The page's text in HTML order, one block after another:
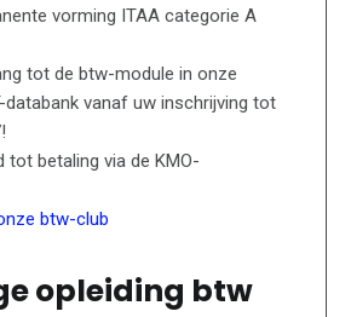
vorming ITAA categorie A
tot de btw-module in onze
databank vanaf uw inschrijving tot
tot betaling via de KMO-
btw-club
opleiding btw